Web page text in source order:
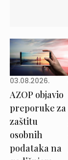
03.08.2026.
AZOP objavio
preporuke za
zaštitu
osobnih
podataka na